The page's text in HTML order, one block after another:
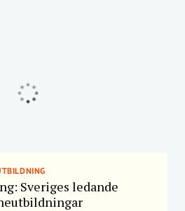
Sveriges ledande